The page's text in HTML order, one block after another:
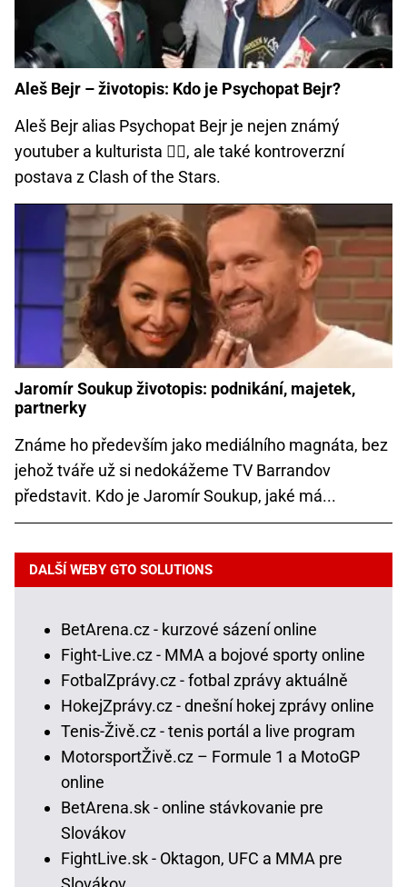
Aleš Bejr – životopis: Kdo je Psychopat Bejr?
Aleš Bejr alias Psychopat Bejr je nejen známý
youtuber a kulturista 🏋️‍♂️, ale také kontroverzní
postava z Clash of the Stars.
Jaromír Soukup životopis: podnikání, majetek,
partnerky
Známe ho především jako mediálního magnáta, bez
jehož tváře už si nedokážeme TV Barrandov
představit. Kdo je Jaromír Soukup, jaké má...
DALŠÍ WEBY GTO SOLUTIONS
BetArena.cz - kurzové sázení online
Fight-Live.cz - MMA a bojové sporty online
FotbalZprávy.cz - fotbal zprávy aktuálně
HokejZprávy.cz - dnešní hokej zprávy online
Tenis-Živě.cz - tenis portál a live program
MotorsportŽivě.cz – Formule 1 a MotoGP
online
BetArena.sk - online stávkovanie pre
Slovákov
FightLive.sk - Oktagon, UFC a MMA pre